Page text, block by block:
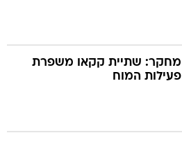
מחקר: שתיית קקאו משפרת
פעילות המוח